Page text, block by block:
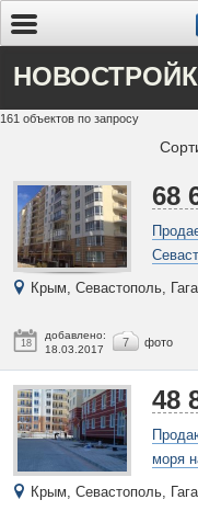
161 объектов по запросу
18
добавлено:
18.03.2017
7 фото
68
Крым, Севастополь,
48
моря
Крым, Севастополь,